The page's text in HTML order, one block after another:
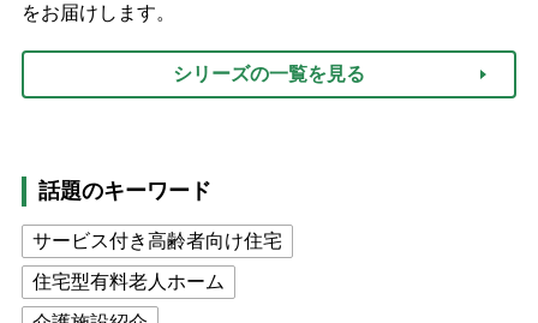
をお届けします。
シリーズの一覧を見る
話題のキーワード
サービス付き高齢者向け住宅
住宅型有料老人ホーム